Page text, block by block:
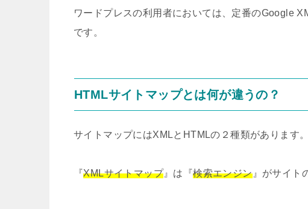
ワードプレスの利用者においては、定番のGoogle
です。
HTMLサイトマップとは何が違うの？
サイトマップにはXMLとHTMLの２種類があります。
『XMLサイトマップ』は『検索エンジン』がサイト